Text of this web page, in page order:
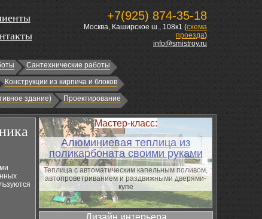
+7(925) 874-35-18
Москва, Каширское ш., 108к1 (схема
проезда)
info@smistroy.ru
Сантехнические работы
Конструкции из кирпича и блоков
здание) Проектирование
Мастер-класс:
Алюминиевая теплица из
поликарбоната своими руками
Теплица с автоматическим капельным поливом,
автопроветриванием и раздвижными дверями-
купе
Дизайн интерьера